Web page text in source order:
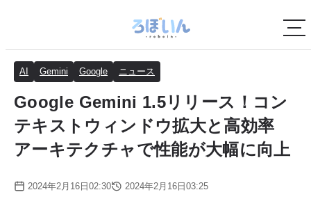
AI Gemini Google ニュース
Google Gemini 1.5リリース！コン
テキストウィンドウ拡大と高効率
アーキテクチャで性能が大幅に向上
2024年2月16日02:30 2024年2月16日03:25